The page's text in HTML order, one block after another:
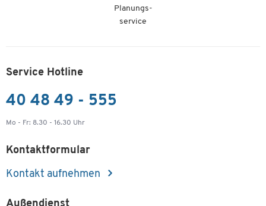
Planungs-
service
Service Hotline
40 48 49 - 555
Mo - Fr: 8.30 - 16.30 Uhr
Kontaktformular
Kontakt aufnehmen